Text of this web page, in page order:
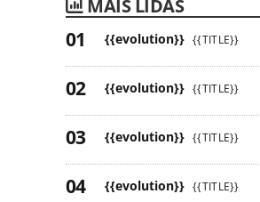
MAIS LIDAS
{{evolution}} {{TITLE}}
{{evolution}} {{TITLE}}
{{evolution}} {{TITLE}}
{{evolution}} {{TITLE}}